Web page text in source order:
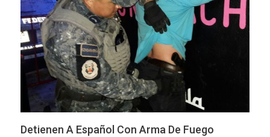
Detienen A Español Con Arma De Fuego